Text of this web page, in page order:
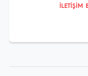
İLETIŞIM